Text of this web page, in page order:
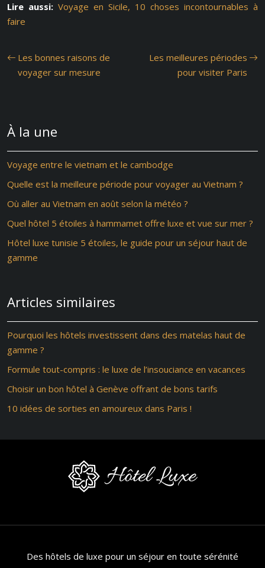
Lire aussi: Voyage en Sicile, 10 choses incontournables à
faire
Les bonnes raisons de
voyager sur mesure
Les meilleures périodes
pour visiter Paris
À la une
Voyage entre le vietnam et le cambodge
Quelle est la meilleure période pour voyager au Vietnam ?
Où aller au Vietnam en août selon la météo ?
Quel hôtel 5 étoiles à hammamet offre luxe et vue sur mer ?
Hôtel luxe tunisie 5 étoiles, le guide pour un séjour haut de
gamme
Articles similaires
Pourquoi les hôtels investissent dans des matelas haut de
gamme ?
Formule tout-compris : le luxe de l’insouciance en vacances
Choisir un bon hôtel à Genève offrant de bons tarifs
10 idées de sorties en amoureux dans Paris !
Des hôtels de luxe pour un séjour en toute sérénité